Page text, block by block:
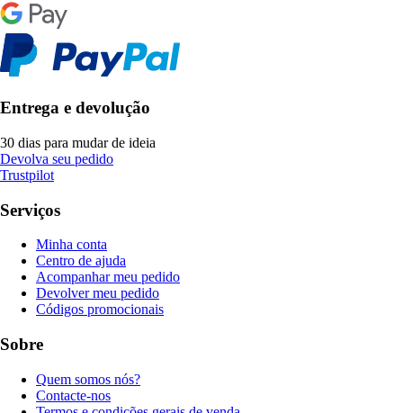
Entrega e devolução
30 dias para mudar de ideia
Devolva seu pedido
Trustpilot
Serviços
Minha conta
Centro de ajuda
Acompanhar meu pedido
Devolver meu pedido
Códigos promocionais
Sobre
Quem somos nós?
Contacte-nos